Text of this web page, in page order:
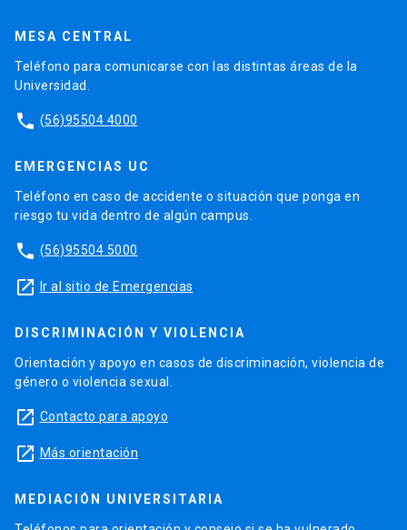
MESA CENTRAL
Teléfono para comunicarse con las distintas áreas de la
Universidad.
phone (56)95504 4000
EMERGENCIAS UC
Teléfono en caso de accidente o situación que ponga en
riesgo tu vida dentro de algún campus.
phone (56)95504 5000
launch Ir al sitio de Emergencias
DISCRIMINACIÓN Y VIOLENCIA
Orientación y apoyo en casos de discriminación, violencia de
género o violencia sexual.
launch Contacto para apoyo
launch Más orientación
MEDIACIÓN UNIVERSITARIA